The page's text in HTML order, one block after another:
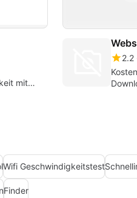
mit
2.2
Wifi Geschwindigkeitstest
Finder